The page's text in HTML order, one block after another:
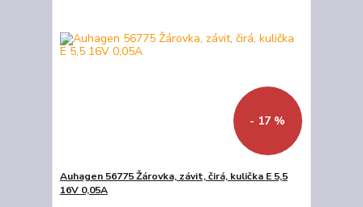
- 17 %
Auhagen 56775 Žárovka, závit, čirá, kulička E 5,5
16V 0,05A